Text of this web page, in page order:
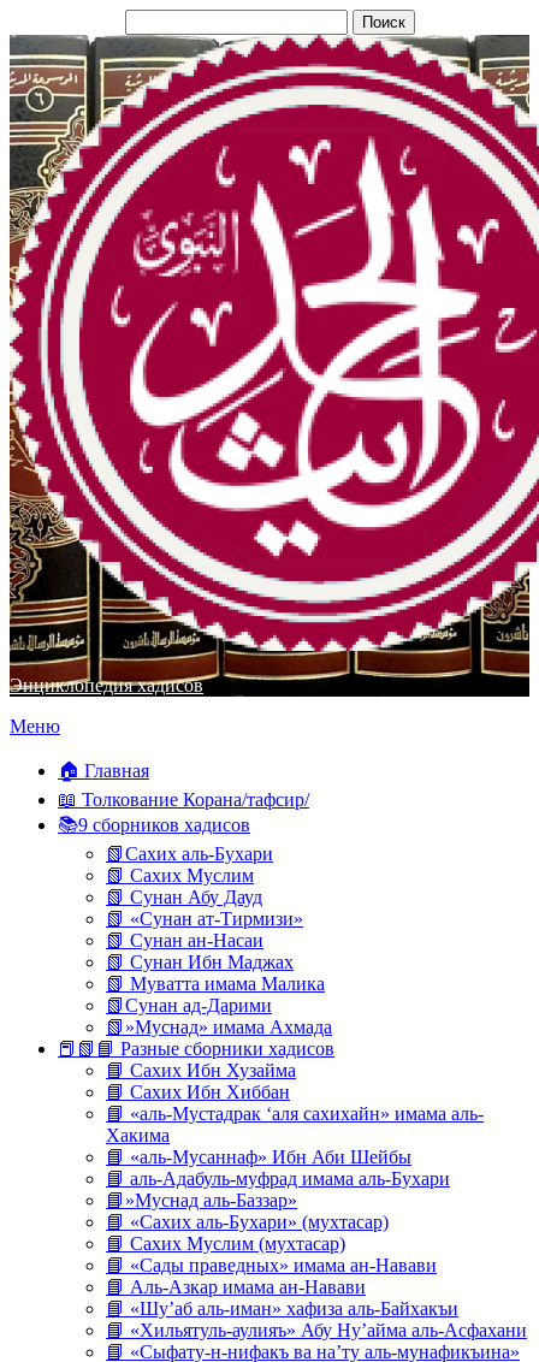
Энциклопедия хадисов
Перейти
содержимому
Меню
🏠 Главная
📖 Толкование Корана/тафсир/
📚9 сборников хадисов
📗Сахих аль-Бухари
📗 Сахих Муслим
📗 Сунан Абу Дауд
📗 «Сунан ат-Тирмизи»
📗 Сунан ан-Насаи
📗 Сунан Ибн Маджах
📗 Муватта имама Малика
📗Сунан ад-Дарими
📗»Муснад» имама Ахмада
📕📗📘 Разные сборники хадисов
📘 Сахих Ибн Хузайма
📘 Сахих Ибн Хиббан
📘 «аль-Мустадрак ‘аля сахихайн» имама аль-
Хакима
📘 «аль-Мусаннаф» Ибн Аби Шейбы
📘 аль-Адабуль-муфрад имама аль-Бухари
📘»Муснад аль-Баззар»
📘 «Сахих аль-Бухари» (мухтасар)
📘 Сахих Муслим (мухтасар)
📘 «Сады праведных» имама ан-Навави
📘 Аль-Азкар имама ан-Навави
📘 «Шу’аб аль-иман» хафиза аль-Байхакъи
📘 «Хильятуль-аулияъ» Абу Ну’айма аль-Асфахани
📘 «Сыфату-н-нифакъ ва на’ту аль-мунафикъина»